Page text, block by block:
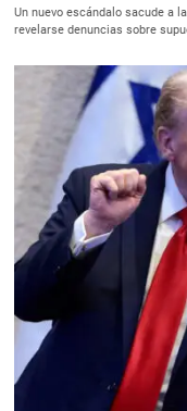
Un nuevo escándalo sacude a
revelarse denuncias sobre